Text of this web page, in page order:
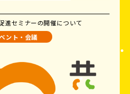
進セミナーの開催について
ント・会議